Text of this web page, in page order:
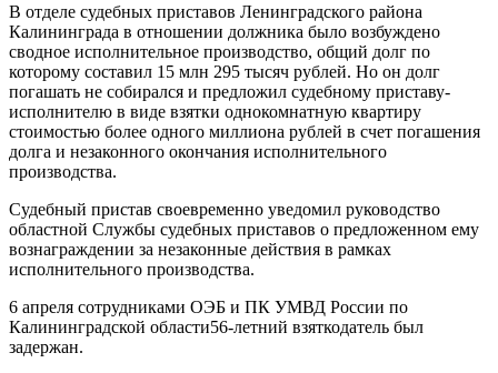
В отделе судебных приставов Ленинградского района
Калининграда в отношении должника было возбуждено
сводное исполнительное производство, общий долг по
которому составил 15 млн 295 тысяч рублей. Но он долг
погашать не собирался и предложил судебному приставу-
исполнителю в виде взятки однокомнатную квартиру
стоимостью более одного миллиона рублей в счет погашения
долга и незаконного окончания исполнительного
производства.
Судебный пристав своевременно уведомил руководство
областной Службы судебных приставов о предложенном ему
вознаграждении за незаконные действия в рамках
исполнительного производства.
6 апреля сотрудниками ОЭБ и ПК УМВД России по
Калининградской области56-летний взяткодатель был
задержан.